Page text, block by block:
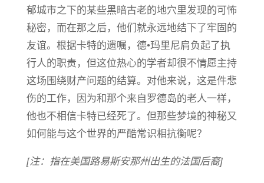
郁城市之下的某些黑暗古老的地穴里发现的可怖
秘密，而在那之后，他们就永远地结下了牢固的
友谊。根据卡特的遗嘱，德•玛里尼肩负起了执
行人的职责，但这位热心的学者却很不情愿主持
这场围绕财产问题的结算。对他来说，这是件悲
伤的工作，因为和那个来自罗德岛的老人一样，
他也不相信卡特已经死了。但那些梦境的神秘又
如何能与这个世界的严酷常识相抗衡呢？
[注：指在美国路易斯安那州出生的法国后裔]